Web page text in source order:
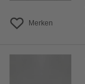
Merken